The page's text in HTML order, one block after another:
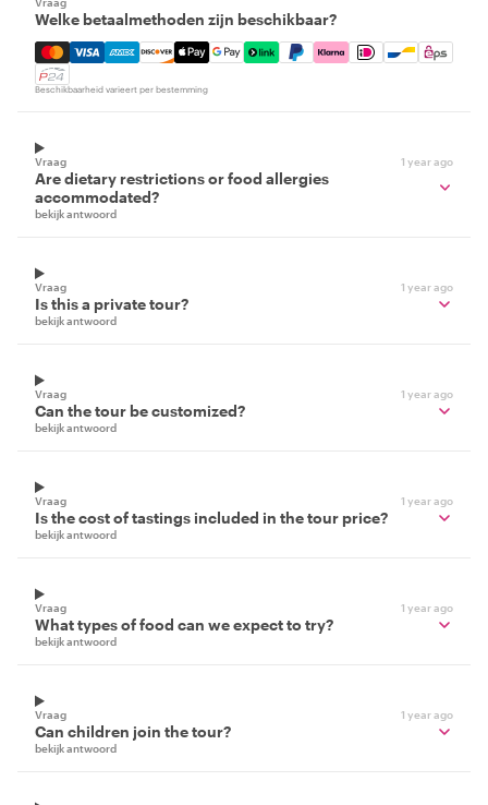
Welke betaalmethoden zijn beschikbaar?
Mastercard, Visa, Amex, Discover, Apple Pay, Google
Beschikbaarheid varieert per bestemming
Vraag 1 year ago
Are dietary restrictions or food allergies
accommodated?
bekijk antwoord
Vraag 1 year ago
Is this a private tour?
bekijk antwoord
Vraag 1 year ago
Can the tour be customized?
bekijk antwoord
Vraag 1 year ago
Is the cost of tastings included in the tour price?
bekijk antwoord
Vraag 1 year ago
What types of food can we expect to try?
bekijk antwoord
Vraag 1 year ago
Can children join the tour?
bekijk antwoord